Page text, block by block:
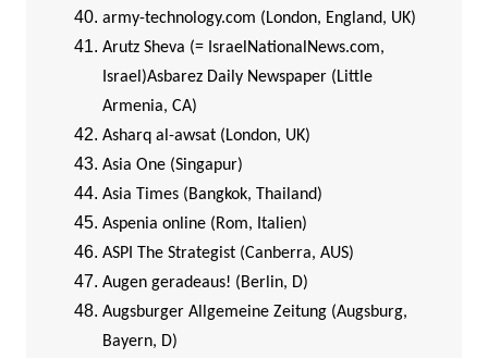
army-technology.com (London, England, UK)
Arutz Sheva (= IsraelNationalNews.com,
Israel)Asbarez Daily Newspaper (Little
Armenia, CA)
Asharq al-awsat (London, UK)
Asia One (Singapur)
Asia Times (Bangkok, Thailand)
Aspenia online (Rom, Italien)
ASPI The Strategist (Canberra, AUS)
Augen geradeaus! (Berlin, D)
Augsburger Allgemeine Zeitung (Augsburg,
Bayern, D)